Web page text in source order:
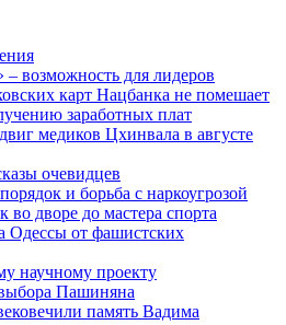
– возможность для лидеров
карт Нацбанка не помешает
заработных плат
медиков Цхинвала в августе
очевидцев
и борьба с наркоугрозой
во дворе до мастера спорта
Одессы от фашистских
научному проекту
Пашиняна
память Вадима